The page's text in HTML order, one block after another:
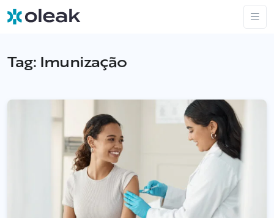
Tag: Imunização